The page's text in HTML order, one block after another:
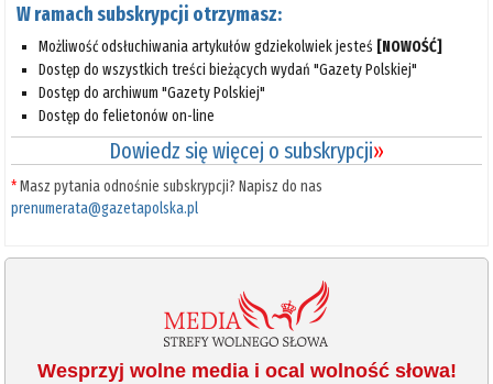
W ramach subskrypcji otrzymasz:
Możliwość odsłuchiwania artykułów gdziekolwiek jesteś [NOWOŚĆ]
Dostęp do wszystkich treści bieżących wydań "Gazety Polskiej"
Dostęp do archiwum "Gazety Polskiej"
Dostęp do felietonów on-line
Dowiedz się więcej o subskrypcji»
*Masz pytania odnośnie subskrypcji? Napisz do nas
prenumerata@gazetapolska.pl
Wesprzyj wolne media i ocal wolność słowa!